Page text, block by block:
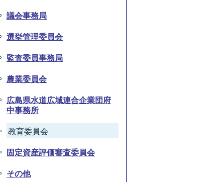
議会事務局
選挙管理委員会
監査委員事務局
農業委員会
広島県水道広域連合企業団府
中事務所
教育委員会
固定資産評価審査委員会
その他